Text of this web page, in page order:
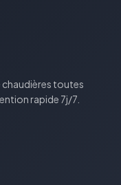
chaudières toutes
rapide 7j/7.